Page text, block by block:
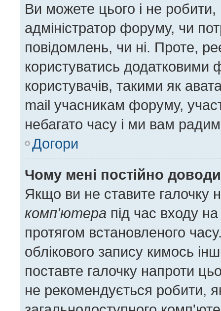
Ви можете цього і не робити,
адміністратор форуму, чи
повідомлень, чи ні. Проте,
користуватись додатковими
користувачів, такими як
mail учасникам форуму,
небагато часу і ми вам
Догори
Чому мені постійно
Якщо ви не ставите галочку
комп'ютера під час входу
протягом встановленого
облікового запису кимось
поставте галочку напроти
не рекомендується робити,